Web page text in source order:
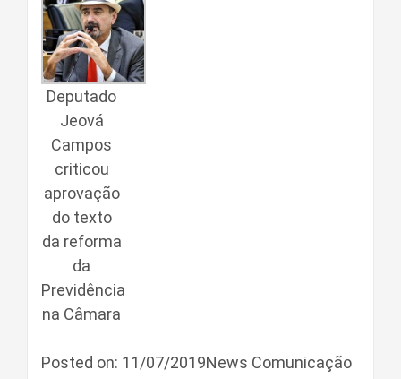
Deputado
Jeová
Campos
criticou
aprovação
do texto
da reforma
da
Previdência
na Câmara
Posted on: 11/07/2019News Comunicação